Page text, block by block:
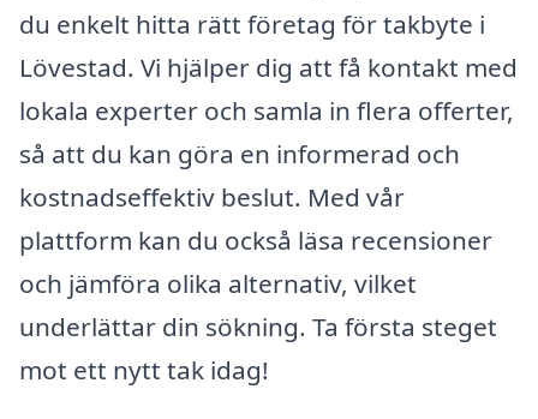
du enkelt hitta rätt företag för takbyte i
Lövestad. Vi hjälper dig att få kontakt med
lokala experter och samla in flera offerter,
så att du kan göra en informerad och
kostnadseffektiv beslut. Med vår
plattform kan du också läsa recensioner
och jämföra olika alternativ, vilket
underlättar din sökning. Ta första steget
mot ett nytt tak idag!